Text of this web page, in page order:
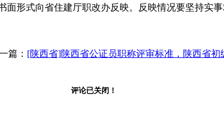
面形式向省住建厅职改办反映。反映情况要坚持实
篇： [陕西省]陕西省公证员职称评审标准，陕西省初
评论已关闭！